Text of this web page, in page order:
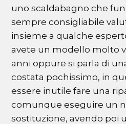
uno scaldabagno che
sempre consigliabile
insieme a qualche
avete un modello molto
anni oppure si parla di
costata pochissimo, in
essere inutile fare una
comunque eseguire un
sostituzione, avendo poi